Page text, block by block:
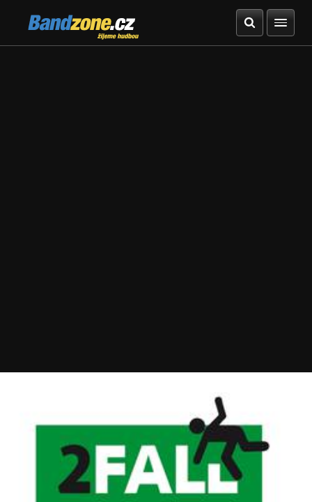
Bandzone.cz
žijeme hudbou